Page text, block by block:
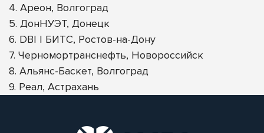
4. Ареон, Волгоград
5. ДонНУЭТ, Донецк
6. DBI | БИТС, Ростов-на-Дону
7. Черномортранснефть, Новороссийск
8. Альянс-Баскет, Волгоград
9. Реал, Астрахань